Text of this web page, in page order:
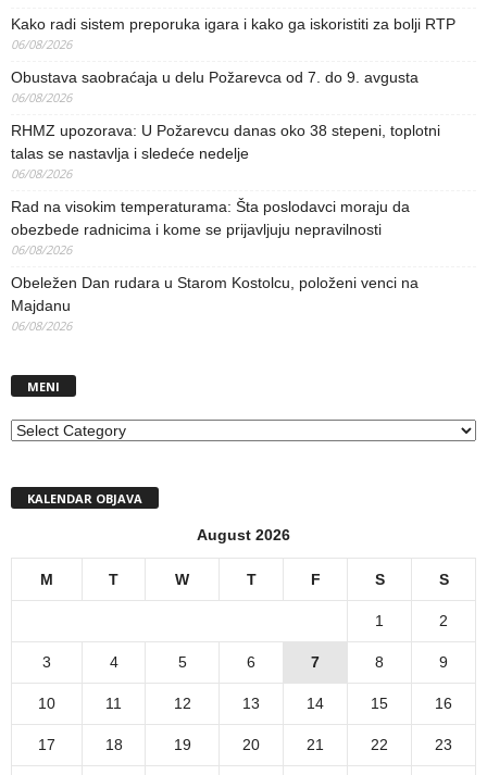
Kako radi sistem preporuka igara i kako ga iskoristiti za bolji RTP
06/08/2026
Obustava saobraćaja u delu Požarevca od 7. do 9. avgusta
06/08/2026
RHMZ upozorava: U Požarevcu danas oko 38 stepeni, toplotni
talas se nastavlja i sledeće nedelje
06/08/2026
Rad na visokim temperaturama: Šta poslodavci moraju da
obezbede radnicima i kome se prijavljuju nepravilnosti
06/08/2026
Obeležen Dan rudara u Starom Kostolcu, položeni venci na
Majdanu
06/08/2026
MENI
MENI
KALENDAR OBJAVA
August 2026
M T W T F S S
1 2
3 4 5 6 7 8 9
10 11 12 13 14 15 16
17 18 19 20 21 22 23